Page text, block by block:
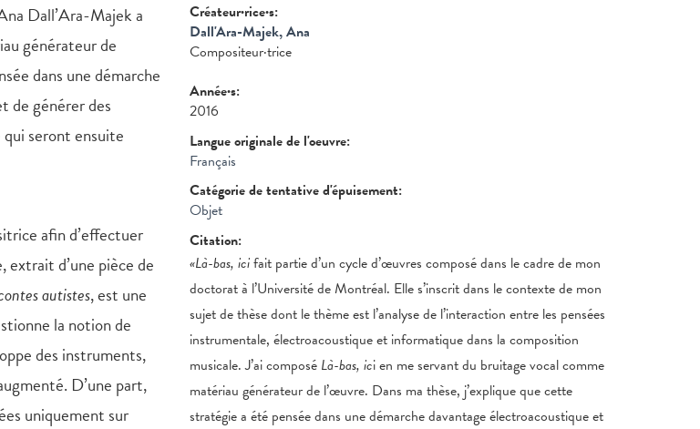
Dall’Ara-Majek a
générateur de
dans une démarche
de générer des
seront ensuite
afin d’effectuer
d’une pièce de
autistes, est une
la notion de
des instruments,
D’une part,
uniquement sur
Créateur·rice·s:
Dall'Ara-Majek, Ana
Compositeur·trice
Année·s:
2016
Langue originale de l'oeuvre:
Français
Catégorie de tentative d'épuisement:
Objet
Citation:
«Là-bas, icifait partie d’un cycle d’œuvres composé dans le cadre de mon
doctorat à l’Université de Montréal. Elle s’inscrit dans le contexte de mon
sujet de thèse dont le thème est l’analyse de l’interaction entre les pensées
instrumentale, électroacoustique et informatique dans la composition
musicale. J’ai composé Là-bas, ici en me servant du bruitage vocal comme
matériau générateur de l’œuvre. Dans ma thèse, j’explique que cette
stratégie a été pensée dans une démarche davantage électroacoustique et